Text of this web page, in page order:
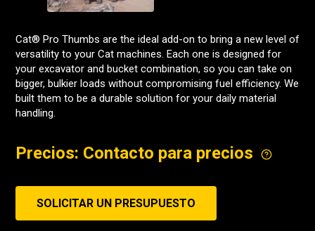
Cat® Pro Thumbs are the ideal add-on to bring a new level of
versatility to your Cat machines. Each one is designed for
your excavator and bucket combination, so you can take on
bigger, bulkier loads without compromising fuel efficiency. We
built them to be a durable solution for your daily material
handling.
Precios: Contacto para precios
SOLICITAR UN PRESUPUESTO